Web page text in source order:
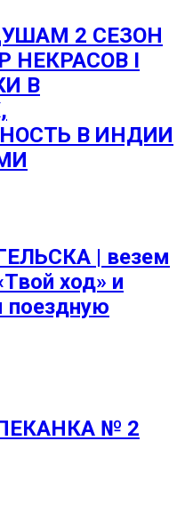
2 СЕЗОН
НЕКРАСОВ I
В
В ИНДИИ
| везем
ход» и
поездную
№ 2